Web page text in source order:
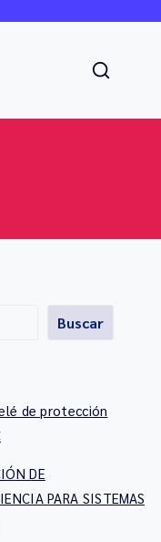
Buscar
de protección
DE
PARA SISTEMAS